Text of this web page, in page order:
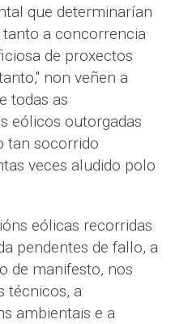
que determinarían
a concorrencia
de proxectos
non veñen a
todas as
eólicos outorgadas
tan socorrido
veces aludido polo
eólicas recorridas
pendentes de fallo, a
de manifesto, nos
técnicos, a
ambientais e a